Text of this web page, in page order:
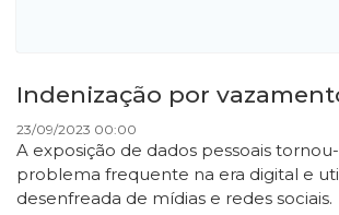
Indenização por
23/09/2023 00:00
A exposição de dados pessoais
problema frequente na era digital e
desenfreada de mídias e redes sociais.